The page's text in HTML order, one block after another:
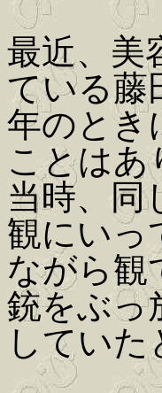
最近、美
ている藤
年のとき
ことはあ
当時、同
観にいっ
ながら観
銃をぶっ
してい